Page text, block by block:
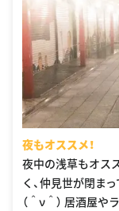
夜もオススメ！
夜中の浅草もオス
く、仲見世が閉ま
（＾ν＾） 居酒屋